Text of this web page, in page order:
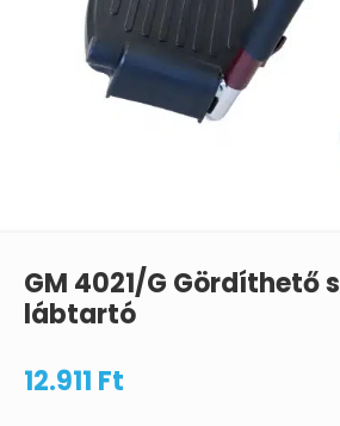
GM 4021/G Gördíthető
lábtartó
12.911 Ft